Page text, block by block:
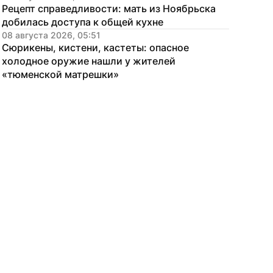
Рецепт справедливости: мать из Ноябрьска
добилась доступа к общей кухне
08 августа 2026, 05:51
Сюрикены, кистени, кастеты: опасное
холодное оружие нашли у жителей
«тюменской матрешки»